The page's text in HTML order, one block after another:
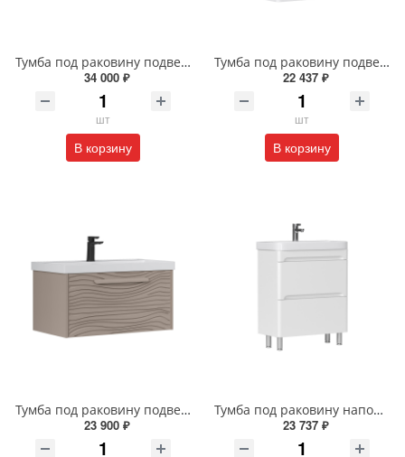
Тумба под раковину подвесная EQUIL Десерт 80.2Я/Desert 80.2Y с ручками в цвет амарок tpDSRT80.2Y-25R амарок/дуб
34 000 ₽
шт
В корзину
Тумба под раковину подвесная EQUIL Найс 70 см tpNICE70.2Y-05 белая
22 437 ₽
шт
В корзину
Тумба под раковину подвесная EQUIL Глеам 80.1Я/Gleam 80.1Y амарок/дуб вотан tpGLEAM80.1Y-25
23 900 ₽
Тумба под раковину напольная EQUIL Найс 60 см tnNICE60.2Y-05 белая
23 737 ₽